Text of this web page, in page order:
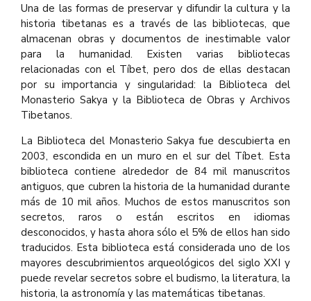
Una de las formas de preservar y difundir la cultura y la
historia tibetanas es a través de las bibliotecas, que
almacenan obras y documentos de inestimable valor
para la humanidad. Existen varias bibliotecas
relacionadas con el Tíbet, pero dos de ellas destacan
por su importancia y singularidad: la Biblioteca del
Monasterio Sakya y la Biblioteca de Obras y Archivos
Tibetanos.
La Biblioteca del Monasterio Sakya fue descubierta en
2003, escondida en un muro en el sur del Tíbet. Esta
biblioteca contiene alrededor de 84 mil manuscritos
antiguos, que cubren la historia de la humanidad durante
más de 10 mil años. Muchos de estos manuscritos son
secretos, raros o están escritos en idiomas
desconocidos, y hasta ahora sólo el 5% de ellos han sido
traducidos. Esta biblioteca está considerada uno de los
mayores descubrimientos arqueológicos del siglo XXI y
puede revelar secretos sobre el budismo, la literatura, la
historia, la astronomía y las matemáticas tibetanas.